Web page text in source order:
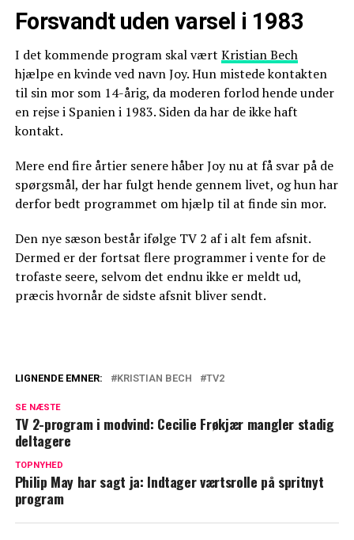
Forsvandt uden varsel i 1983
I det kommende program skal vært Kristian Bech
hjælpe en kvinde ved navn Joy. Hun mistede kontakten
til sin mor som 14-årig, da moderen forlod hende under
en rejse i Spanien i 1983. Siden da har de ikke haft
kontakt.
Mere end fire årtier senere håber Joy nu at få svar på de
spørgsmål, der har fulgt hende gennem livet, og hun har
derfor bedt programmet om hjælp til at finde sin mor.
Den nye sæson består ifølge TV 2 af i alt fem afsnit.
Dermed er der fortsat flere programmer i vente for de
trofaste seere, selvom det endnu ikke er meldt ud,
præcis hvornår de sidste afsnit bliver sendt.
Bech tilbage på skærmen
Kristian Bech vender tilbage på skærmen:
LIGNENDE EMNER: KRISTIAN BECH TV2
SE NÆSTE
TV 2-program i modvind: Cecilie Frøkjær mangler stadig
deltagere
TOPNYHED
Philip May har sagt ja: Indtager værtsrolle på spritnyt
program